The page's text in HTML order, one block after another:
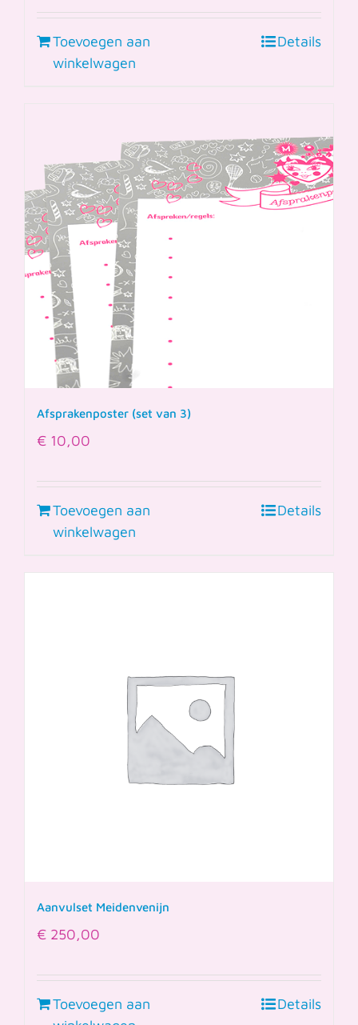
Toevoegen aan
winkelwagen
Details
Afsprakenposter (set van 3)
€ 10,00
Toevoegen aan
winkelwagen
Details
Aanvulset Meidenvenijn
€ 250,00
Toevoegen aan
Details